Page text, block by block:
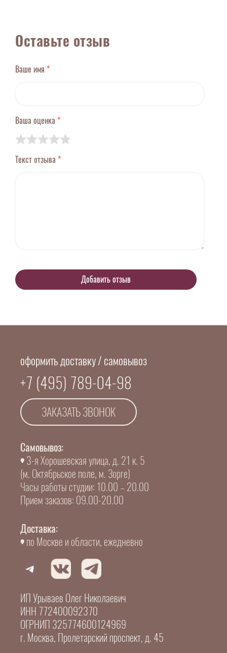
Оставьте отзыв
Ваше имя *
Ваша оценка *
Текст отзыва *
оформить доставку / самовывоз
+7 (495) 789-04-98
ЗАКАЗАТЬ ЗВОНОК
Самовывоз:
3-я Хорошевская улица, д. 21 к. 5
(м. Октябрьское поле, м. Зорге)
Часы работы студии: 10.00 – 20.00
Прием заказов: 09.00-20.00
Доставка:
по Москве и области, ежедневно
ИП Урываев Олег Николаевич
ИНН 772400092370
ОГРНИП 325774600124969
г. Москва, Пролетарский проспект, д. 45